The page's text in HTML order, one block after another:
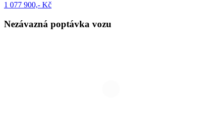
1 077 900,- Kč
Nezávazná poptávka vozu